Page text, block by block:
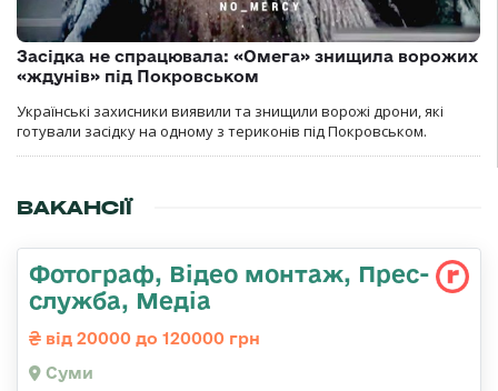
Засідка не спрацювала: «Омега» знищила ворожих
«ждунів» під Покровськом
Українські захисники виявили та знищили ворожі дрони, які
готували засідку на одному з териконів під Покровськом.
ВАКАНСІЇ
Фотограф, Відео монтаж, Прес-
служба, Медіа
від 20000 до 120000 грн
Суми